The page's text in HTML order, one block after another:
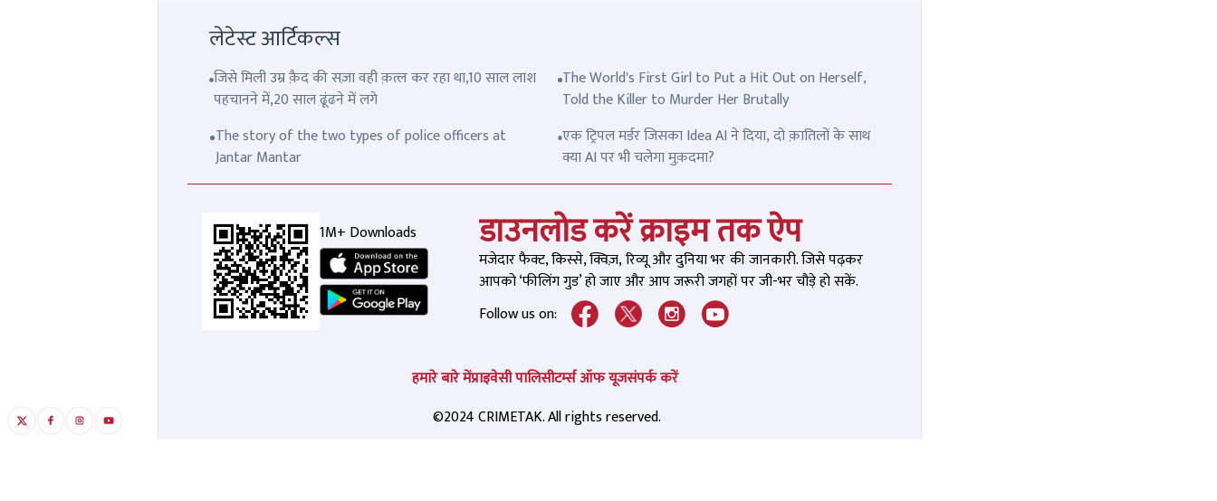
लेटेस्ट आर्टिकल्स
जिसे मिली उम्र क़ैद की सज़ा वही क़त्ल कर रहा था,10 साल लाश
पहचानने में,20 साल ढूंढने में लगे
The World's First Girl to Put a Hit Out on Herself,
Told the Killer to Murder Her Brutally
The story of the two types of police officers at
Jantar Mantar
एक ट्रिपल मर्डर जिसका Idea AI ने दिया, दो क़ातिलों के साथ
क्या AI पर भी चलेगा मुक़दमा?
1M+ Downloads डाउनलोड करें क्राइम तक ऐप
मजेदार फैक्ट, किस्से, क्विज़, रिव्यू और दुनिया भर की जानकारी. जिसे पढ़कर
आपको ‘फीलिंग गुड’ हो जाए और आप जरूरी जगहों पर जी-भर चौड़े हो सकें.
Follow us on:
हमारे बारे मेंप्राइवेसी पालिसीटर्म्स ऑफ यूजसंपर्क करें
©2024 CRIMETAK. All rights reserved.